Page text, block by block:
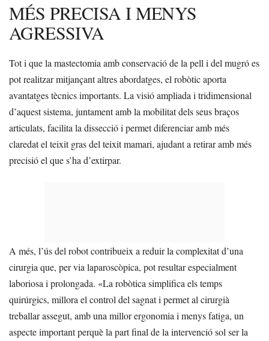
MÉS PRECISA I MENYS
AGRESSIVA
Tot i que la mastectomia amb conservació de la pell i del mugró es
pot realitzar mitjançant altres abordatges, el robòtic aporta
avantatges tècnics importants. La visió ampliada i tridimensional
d’aquest sistema, juntament amb la mobilitat dels seus braços
articulats, facilita la dissecció i permet diferenciar amb més
claredat el teixit gras del teixit mamari, ajudant a retirar amb més
precisió el que s’ha d’extirpar.
A més, l’ús del robot contribueix a reduir la complexitat d’una
cirurgia que, per via laparoscòpica, pot resultar especialment
laboriosa i prolongada. «La robòtica simplifica els temps
quirúrgics, millora el control del sagnat i permet al cirurgià
treballar assegut, amb una millor ergonomia i menys fatiga, un
aspecte important perquè la part final de la intervenció sol ser la